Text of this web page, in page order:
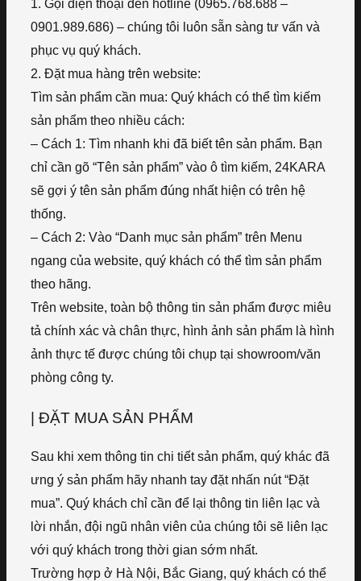
1. Gọi điện thoại đến hotline (0965.768.688 –
0901.989.686) – chúng tôi luôn sẵn sàng tư vấn và
phục vụ quý khách.
2. Đặt mua hàng trên website:
Tìm sản phẩm cần mua: Quý khách có thể tìm kiếm
sản phẩm theo nhiều cách:
– Cách 1: Tìm nhanh khi đã biết tên sản phẩm. Bạn
chỉ cần gõ “Tên sản phẩm” vào ô tìm kiếm, 24KARA
sẽ gợi ý tên sản phẩm đúng nhất hiện có trên hệ
thống.
– Cách 2: Vào “Danh mục sản phẩm” trên Menu
ngang của website, quý khách có thể tìm sản phẩm
theo hãng.
Trên website, toàn bộ thông tin sản phẩm được miêu
tả chính xác và chân thực, hình ảnh sản phẩm là hình
ảnh thực tế được chúng tôi chụp tại showroom/văn
phòng công ty.
| ĐẶT MUA SẢN PHẨM
Sau khi xem thông tin chi tiết sản phẩm, quý khác đã
ưng ý sản phẩm hãy nhanh tay đặt nhấn nút “Đặt
mua”. Quý khách chỉ cần để lại thông tin liên lạc và
lời nhắn, đội ngũ nhân viên của chúng tôi sẽ liên lạc
với quý khách trong thời gian sớm nhất.
Trường hợp ở Hà Nội, Bắc Giang, quý khách có thể